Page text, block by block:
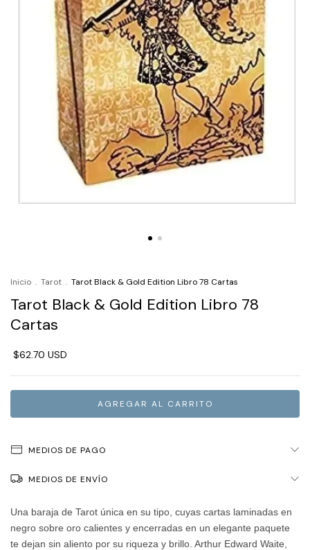
Inicio . Tarot . Tarot Black & Gold Edition Libro 78 Cartas
Tarot Black & Gold Edition Libro 78
Cartas
$62.70 USD
MEDIOS DE PAGO
MEDIOS DE ENVÍO
Una baraja de Tarot única en su tipo, cuyas cartas laminadas en
negro sobre oro calientes y encerradas en un elegante paquete
te dejan sin aliento por su riqueza y brillo. Arthur Edward Waite,